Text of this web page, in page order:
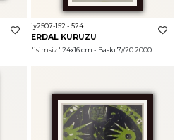
iy2507-152 - 524
ERDAL KURUZU
"isimsiz" 24x16 cm - Baskı 7//20 2000